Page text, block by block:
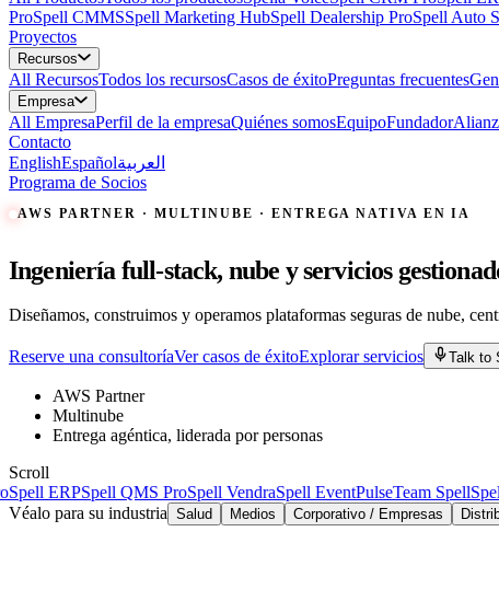
ProSpell CMMSSpell Marketing HubSpell Dealership ProSpell Auto
Proyectos
Recursos
All RecursosTodos los recursosCasos de éxitoPreguntas frecuentes
Empresa
All EmpresaPerfil de la empresaQuiénes somosEquipoFundador
Contacto
EnglishEspañolالعربية
Programa de Socios
AWS PARTNER · MULTINUBE · ENTREGA NATIVA EN IA
Ingeniería full-stack, nube y servicios
Diseñamos, construimos y operamos plataformas seguras de nube,
Reserve una consultoríaVer casos de éxitoExplorar servicios Talk to
AWS Partner
Multinube
Entrega agéntica, liderada por personas
Scroll
ERPSpell QMS ProSpell VendraSpell EventPulseTeam SpellSpell
Véalo para su industria Salud Medios Corporativo / Empresas